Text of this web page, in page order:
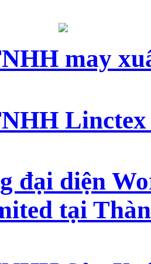
may
Linctex
đại diện
tại